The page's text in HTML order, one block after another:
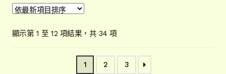
顯示第 1 至 12 項結果，共 34 項依
新
1 2 3